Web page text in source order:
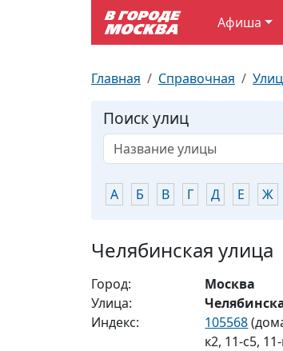
Афиша
Главная Справочная
Поиск улиц
А Б В Г Д Е Ж
Челябинская улица
Город:
Москва
Улица:
Индекс:
105568
к2, 11-с5,
ТV-программа
Платные парковки закрытого типа
Специализированные стоянки
Почтовые индексы